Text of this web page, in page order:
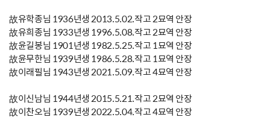
故유학종님 1936년생 2013.5.02.작고 2묘역 안장
故유희종님 1933년생 1996.5.08.작고 2묘역 안장
故윤길봉님 1901년생 1982.5.25.작고 1묘역 안장
故윤무한님 1939년생 1986.5.28.작고 1묘역 안장
故이래필님 1943년생 2021.5.09.작고 4묘역 안장
故이신남님 1944년생 2015.5.21.작고 2묘역 안장
故이찬오님 1939년생 2022.5.04.작고 4묘역 안장